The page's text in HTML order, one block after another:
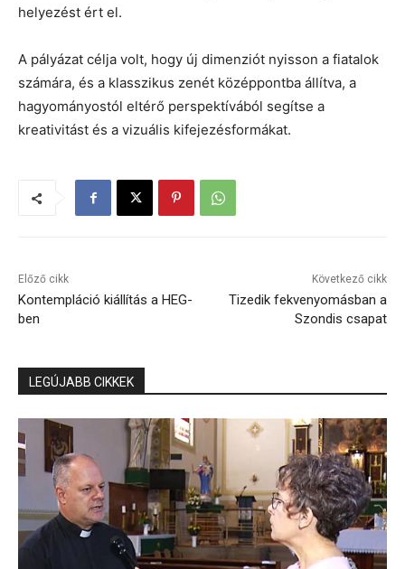
helyezést ért el.
A pályázat célja volt, hogy új dimenziót nyisson a fiatalok
számára, és a klasszikus zenét középpontba állítva, a
hagyományostól eltérő perspektívából segítse a
kreativitást és a vizuális kifejezésformákat.
Előző cikk
Kontempláció kiállítás a HEG-
ben
Következő cikk
Tizedik fekvenyomásban a
Szondis csapat
LEGÚJABB CIKKEK